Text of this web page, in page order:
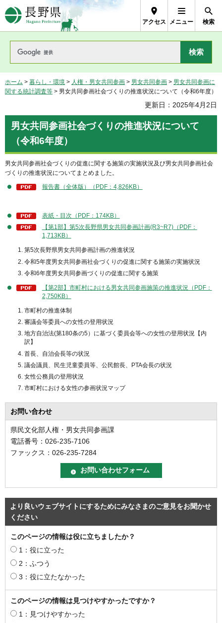
長野県Nagano Prefecture
アクセス メニュー 検索
ホーム > 暮らし・環境 > 人権・男女共同参画 > 男女共同参画 > 男女共同参画に
関する統計調査等 > 男女共同参画社会づくりの推進状況について（令和6年度）
更新日：2025年4月2日
男女共同参画社会づくりの推進状況について
（令和6年度）
男女共同参画社会づくりの促進に関する施策の実施状況及び男女共同参画社会
づくりの推進状況についてまとめました。
報告書（全体版）（PDF：4,826KB）
表紙・目次（PDF：174KB）
【第1部】第5次長野県男女共同参画計画(R3~R7)（PDF：
1,713KB）
第5次長野県男女共同参画計画の推進状況
令和5年度男女共同参画社会づくりの促進に関する施策の実施状況
令和6年度男女共同参画づくりの促進に関する施策
【第2部】市町村における男女共同参画施策の推進状況（PDF：
2,750KB）
市町村の推進体制
審議会等委員への女性の登用状況
地方自治法(第180条の5）に基づく委員会等への女性の登用状況【内
訳】
首長、自治会長等の状況
議会議員、民生児童委員等、公民館長、PTA会長の状況
女性公務員の登用状況
市町村における女性の参画状況マップ
お問い合わせ
県民文化部人権・男女共同参画課
電話番号：026-235-7106
ファックス：026-235-7284
より良いウェブサイトにするためにみなさまのご意見をお聞かせ
ください
このページの情報は役に立ちましたか？
1：役に立った
2：ふつう
3：役に立たなかった
このページの情報は見つけやすかったですか？
1：見つけやすかった